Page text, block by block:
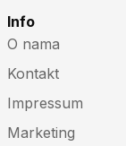
Info
O nama
Kontakt
Impressum
Marketing